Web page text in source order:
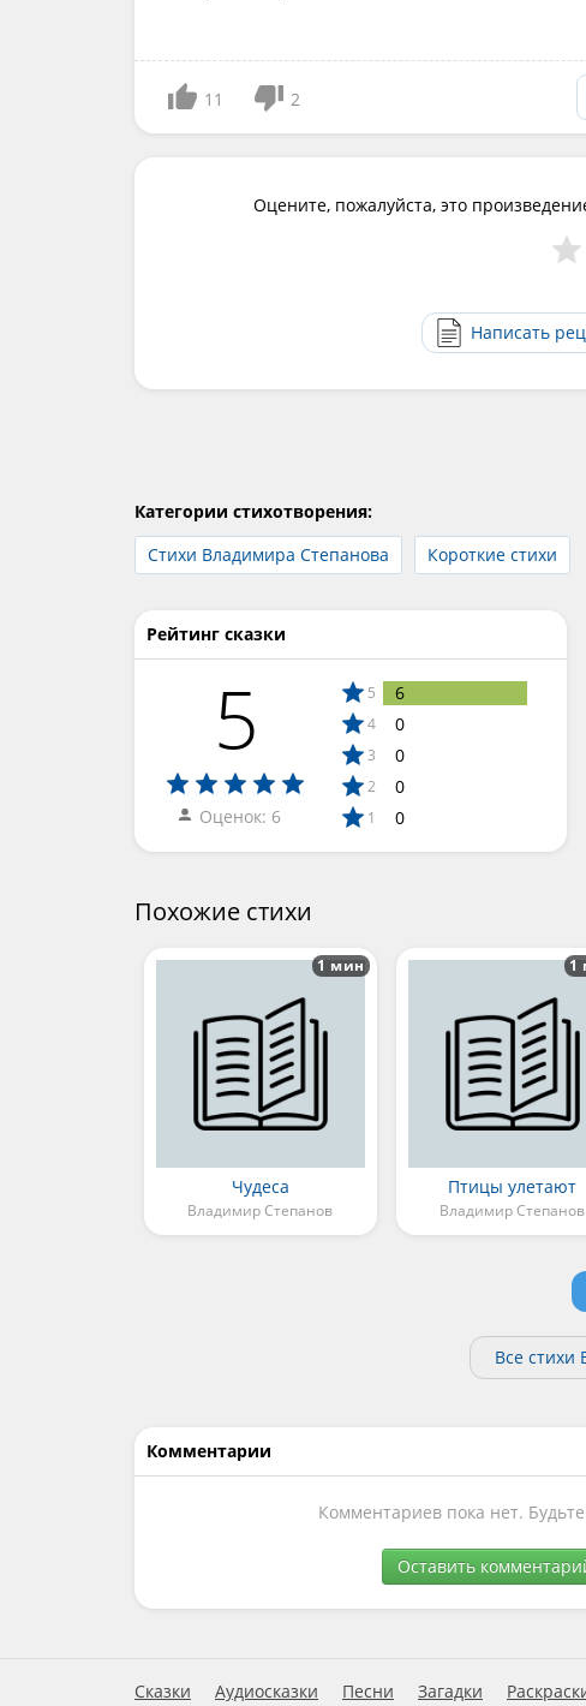
11 2
Оцените, пожалуйста, это
Написать
Категории стихотворения:
Стихи Владимира Степанова
Короткие стихи
Рейтинг сказки
5
Оценок: 6
5 6
4 0
3 0
2 0
1 0
Похожие стихи
Чудеса
Владимир Степанов
1 мин
Птицы улетают
Владимир Степанов
1
Все стихи
Комментарии
Комментариев пока нет.
Оставить
Сказки Аудиосказки Песни Загадки